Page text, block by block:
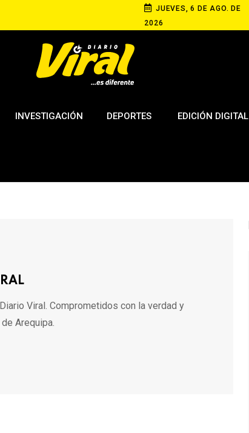
JUEVES, 6 DE AGO. DE
2026
INVESTIGACIÓN DEPORTES EDICIÓN DIGITAL
Viral. Comprometidos con la verdad y
Arequipa.